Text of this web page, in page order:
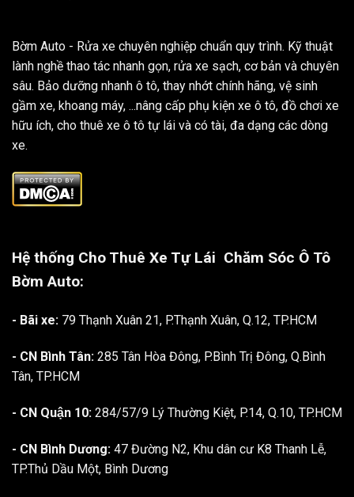
Bờm Auto - Rửa xe chuyên nghiệp chuẩn quy trình. Kỹ thuật
lành nghề thao tác nhanh gọn, rửa xe sạch, cơ bản và chuyên
sâu. Bảo dưỡng nhanh ô tô, thay nhớt chính hãng, vệ sinh
gầm xe, khoang máy, ...nâng cấp phụ kiện xe ô tô, đồ chơi xe
hữu ích, cho thuê xe ô tô tự lái và có tài, đa dạng các dòng
xe.
Hệ thống Cho Thuê Xe Tự Lái Chăm Sóc Ô Tô
Bờm Auto:
- Bãi xe: 79 Thạnh Xuân 21, P.Thạnh Xuân, Q.12, TP.HCM
- CN Bình Tân: 285 Tân Hòa Đông, P.Bình Trị Đông, Q.Bình
Tân, TP.HCM
- CN Quận 10: 284/57/9 Lý Thường Kiệt, P.14, Q.10, TP.HCM
- CN Bình Dương: 47 Đường N2, Khu dân cư K8 Thanh Lễ,
TP.Thủ Dầu Một, Bình Dương